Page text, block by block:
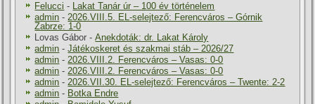
Felucci - Lakat Tanár úr – 100 év történelem
admin -2026.VIII.5. EL-selejtező: Ferencváros – Górnik
Zabrze: 1-0
Lovas Gábor -Anekdoták: dr. Lakat Károly
admin -Játékoskeret és szakmai stáb – 2026/27
admin -2026.VIII.2. Ferencváros – Vasas: 0-0
admin -2026.VIII.2. Ferencváros – Vasas: 0-0
admin -2026.VII.30. EL-selejtező: Ferencváros – Twente: 2-2
admin - Botka Endre